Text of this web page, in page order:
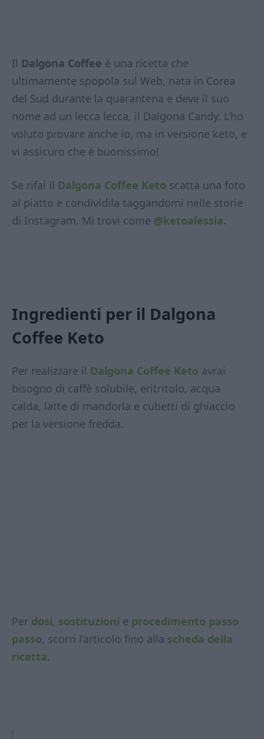
Il Dalgona Coffee è una ricetta che
ultimamente spopola sul Web, nata in Corea
del Sud durante la quarantena e deve il suo
nome ad un lecca lecca, il Dalgona Candy. L’ho
voluto provare anche io, ma in versione keto, e
vi assicuro che è buonissimo!
Se rifai il Dalgona Coffee Keto scatta una foto
al piatto e condividila taggandomi nelle storie
di Instagram. Mi trovi come @ketoalessia.
Ingredienti per il Dalgona
Coffee Keto
Per realizzare il Dalgona Coffee Keto avrai
bisogno di caffè solubile, eritritolo, acqua
calda, latte di mandorla e cubetti di ghiaccio
per la versione fredda.
Per dosi, sostituzioni e procedimento passo
passo, scorri l’articolo fino alla scheda della
ricetta.